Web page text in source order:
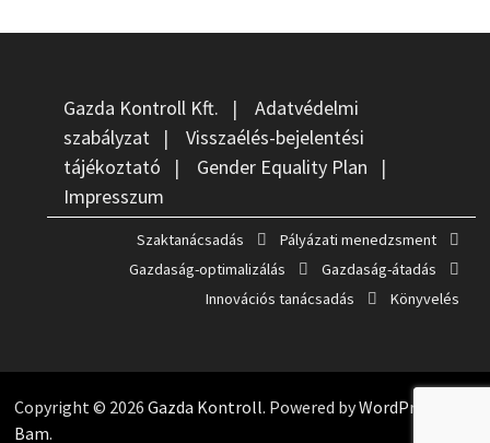
Gazda Kontroll Kft. | Adatvédelmi
szabályzat| Visszaélés-bejelentési
tájékoztató | Gender Equality Plan |
Impresszum
Szaktanácsadás
Pályázati menedzsment
Gazdaság-optimalizálás
Gazdaság-átadás
Innovációs tanácsadás
Könyvelés
Copyright © 2026 Gazda Kontroll. Powered byWordPress
Bam.